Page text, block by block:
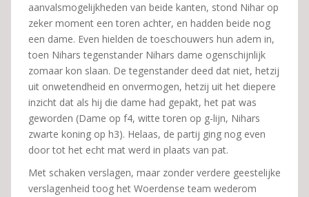
aanvalsmogelijkheden van beide kanten, stond Nihar op
zeker moment een toren achter, en hadden beide nog
een dame. Even hielden de toeschouwers hun adem in,
toen Nihars tegenstander Nihars dame ogenschijnlijk
zomaar kon slaan. De tegenstander deed dat niet, hetzij
uit onwetendheid en onvermogen, hetzij uit het diepere
inzicht dat als hij die dame had gepakt, het pat was
geworden (Dame op f4, witte toren op g-lijn, Nihars
zwarte koning op h3). Helaas, de partij ging nog even
door tot het echt mat werd in plaats van pat.
Met schaken verslagen, maar zonder verdere geestelijke
verslagenheid toog het Woerdense team wederom